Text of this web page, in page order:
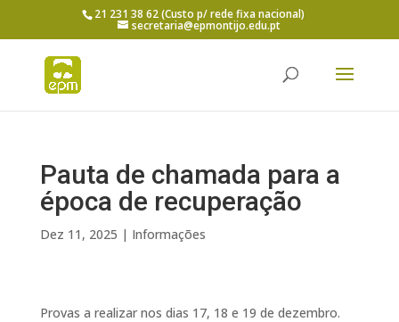
21 231 38 62 (Custo p/ rede fixa nacional)
secretaria@epmontijo.edu.pt
Pauta de chamada para a
época de recuperação
Dez 11, 2025 | Informações
Provas a realizar nos dias 17, 18 e 19 de dezembro.